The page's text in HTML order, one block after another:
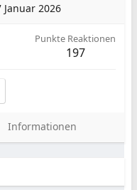
Januar 2026
Punkte Reaktionen
197
Informationen